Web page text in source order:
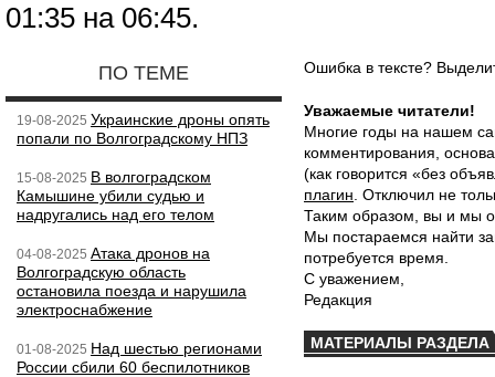
01:35 на 06:45.
ПО ТЕМЕ
19-08-2025 Украинские дроны опять
попали по Волгоградскому НПЗ
15-08-2025 В волгоградском
Камышине убили судью и
надругались над его телом
04-08-2025 Атака дронов на
Волгоградскую область
остановила поезда и нарушила
электроснабжение
01-08-2025 Над шестью регионами
России сбили 60 беспилотников
Ошибка в тексте?
Уважаемые читатели!
Многие годы на нашем
комментирования,
(как говорится «без
плагин . Отключил не
Таким образом, вы и мы
Мы постараемся найти
потребуется время.
С уважением,
Редакция
МАТЕРИАЛЫ РАЗДЕЛА